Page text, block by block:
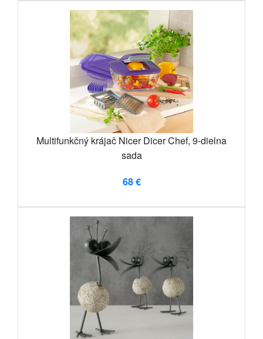
Multifunkčný krájač Nicer Dicer Chef, 9-dielna
sada
68 €